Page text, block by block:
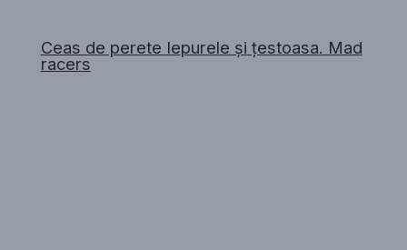
Ceas de perete Iepurele și țestoasa. Mad
racers